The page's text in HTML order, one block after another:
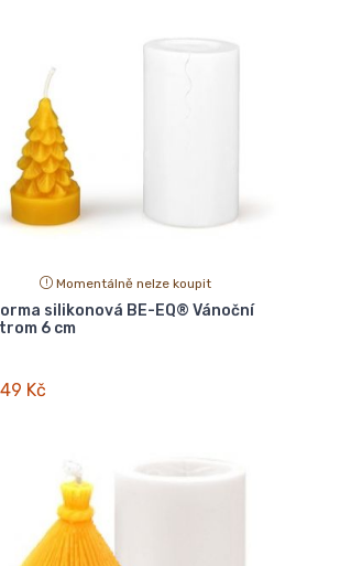
Momentálně nelze koupit
silikonová BE-EQ® Vánoční
6 cm
Kč